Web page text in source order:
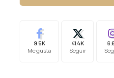
9.5K
Me gusta
41.4K
Seguir